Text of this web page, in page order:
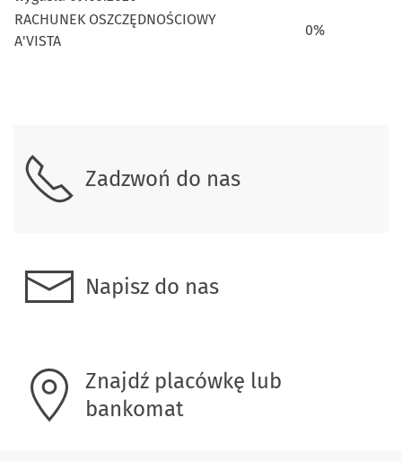
RACHUNEK OSZCZĘDNOŚCIOWY
A'VISTA
0%
Zadzwoń do nas
Napisz do nas
Znajdź placówkę lub
bankomat